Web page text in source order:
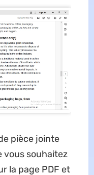
pièce jointe
vous souhaitez
la page PDF et